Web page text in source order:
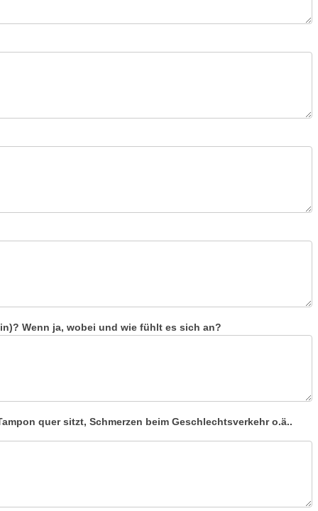
Wenn ja, wobei und wie fühlt es sich an?
quer sitzt, Schmerzen beim Geschlechtsverkehr o.ä..